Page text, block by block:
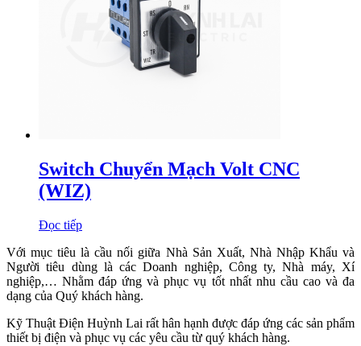
Switch Chuyển Mạch Volt CNC
(WIZ)
Đọc tiếp
Với mục tiêu là cầu nối giữa Nhà Sản Xuất, Nhà Nhập Khẩu và
Người tiêu dùng là các Doanh nghiệp, Công ty, Nhà máy, Xí
nghiệp,… Nhằm đáp ứng và phục vụ tốt nhất nhu cầu cao và đa
dạng của Quý khách hàng.
Kỹ Thuật Điện Huỳnh Lai rất hân hạnh được đáp ứng các sản phẩm
thiết bị điện và phục vụ các yêu cầu từ quý khách hàng.